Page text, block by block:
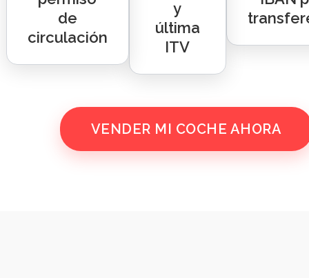
de
circulación
y
última
ITV
VENDER MI COCHE AHORA